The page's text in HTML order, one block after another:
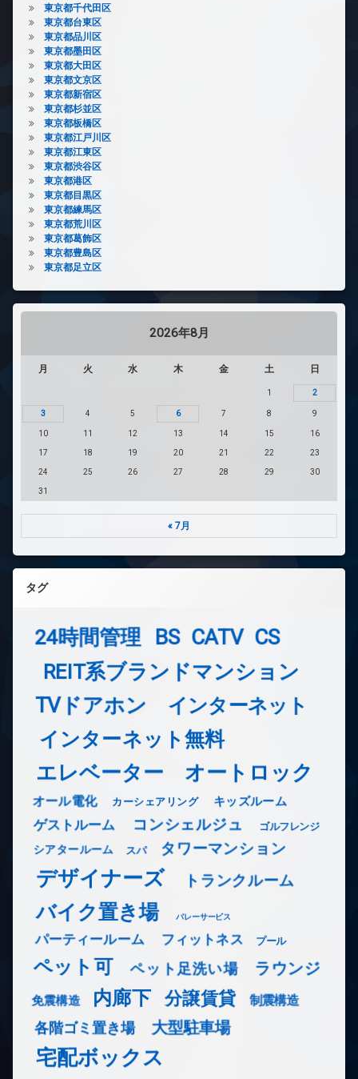
東京都千代田区
東京都台東区
東京都品川区
東京都墨田区
東京都大田区
東京都文京区
東京都新宿区
東京都杉並区
東京都板橋区
東京都江戸川区
東京都江東区
東京都渋谷区
東京都港区
東京都目黒区
東京都練馬区
東京都荒川区
東京都葛飾区
東京都豊島区
東京都足立区
2026年8月
月 火 水 木 金 土 日
1 2
3 4 5 6 7 8 9
10 11 12 13 14 15 16
17 18 19 20 21 22 23
24 25 26 27 28 29 30
31
« 7月
タグ
24時間管理 BS CATV CS
REIT系ブランドマンション
TVドアホン インターネット
インターネット無料
エレベーター オートロック
オール電化 カーシェアリング キッズルーム
ゲストルーム コンシェルジュ ゴルフレンジ
シアタールーム スパ タワーマンション
デザイナーズ トランクルーム
バイク置き場 バレーサービス
パーティールーム フィットネス プール
ペット可 ペット足洗い場 ラウンジ
免震構造 内廊下 分譲賃貸 制震構造
各階ゴミ置き場 大型駐車場
宅配ボックス